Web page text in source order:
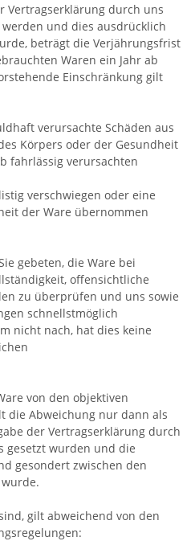
Vertragserklärung durch uns
und dies ausdrücklich
beträgt die Verjährungsfrist
Waren ein Jahr ab
Einschränkung gilt
verursachte Schäden aus
Körpers oder der Gesundheit
fahrlässig verursachten
verschwiegen oder eine
der Ware übernommen
gebeten, die Ware bei
offensichtliche
zu überprüfen und uns sowie
schnellstmöglich
nicht nach, hat dies keine
von den objektiven
die Abweichung nur dann als
der Vertragserklärung durch
gesetzt wurden und die
gesondert zwischen den
gilt abweichend von den